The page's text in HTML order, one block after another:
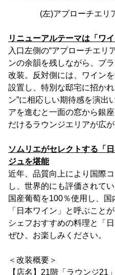
(左)アプローチエリ
リニューアルテーマは「ワ
入口左側の“アプローチエリ
ンの余韻を残しながら、プ
改装。反対側には、ワイン
設置し、特別な邸宅に招か
ン”に相応しい期待感を演出
アを進むと一面の窓から銀
だけるラウンジエリアが広が
ソムリエがセレクトする「
ジュを堪能
近年、品質向上により国際
し、世界的にも評価されて
国産葡萄を100％使用し、
「日本ワイン」と呼ぶことが
シェフおすすめの料理と「
ぜひ、お楽しみください。
＜改装概要＞
【店名】21階「ラウンジ21」